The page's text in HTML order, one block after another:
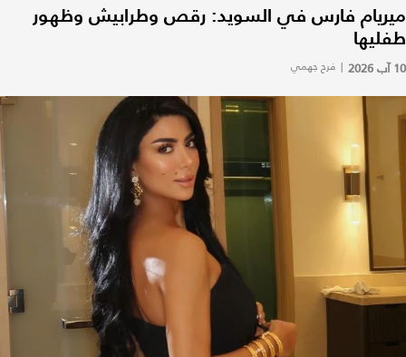
ميريام فارس في السويد: رقص وطرابيش وظهور
طفليها
10 آب 2026 | فرح جهمي